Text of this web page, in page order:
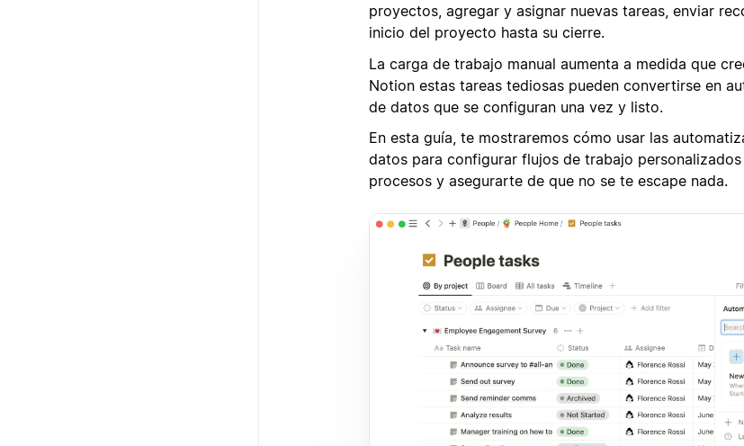
proyectos, agregar y asignar nuevas tareas, enviar
inicio del proyecto hasta su cierre.
La carga de trabajo manual aumenta a medida que
Notion estas tareas tediosas pueden convertirse en
de datos que se configuran una vez y listo.
En esta guía, te mostraremos cómo usar las
datos para configurar flujos de trabajo
procesos y asegurarte de que no se te escape nada.